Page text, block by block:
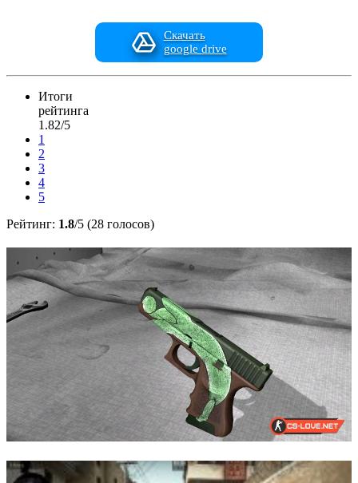
Скачать
google drive
Итоги
рейтинга
1.82/5
1
2
3
4
5
Рейтинг: 1.8/5 (28 голосов)